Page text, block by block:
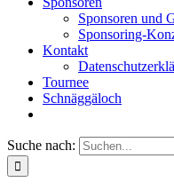
Sponsoren und
Sponsoring-
Kontakt
Tournee
Schnäggäloch
Suche nach: